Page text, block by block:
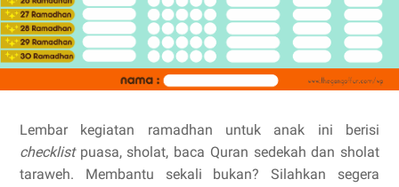
Lembar kegiatan ramadhan untuk anak ini berisi
checklistpuasa, sholat, baca Quran sedekah dan sholat
taraweh. Membantu sekali bukan? Silahkan segera